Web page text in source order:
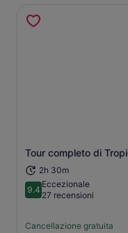
Tour completo di
2h 30m
9.49.4 su 10
Eccezionale
27 recensioni
Cancellazione gratuita